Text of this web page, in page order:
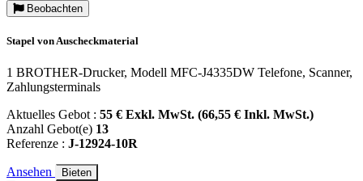
Beobachten
Stapel von Auscheckmaterial
1 BROTHER-Drucker, Modell MFC-J4335DW Telefone, Scanner,
Zahlungsterminals
Aktuelles Gebot : 55 € Exkl. MwSt. (66,55 € Inkl. MwSt.)
Anzahl Gebot(e) 13
Referenze : J-12924-10R
Ansehen Bieten